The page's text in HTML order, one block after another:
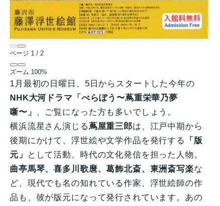
ページ 1 / 2
ズーム 100%
1月最初の日曜日、5日からスタートした今年の
NHK大河ドラマ「べらぼう〜蔦重栄華乃夢
噺〜」
、ご覧になった方も多いでしょう。
横浜流星さん演じる蔦屋重三郎は、江戸中期から
後期にかけて、浮世絵や文学作品を発行する
「版
元」
として活動、時代の文化発信を担った人物。
曲亭馬琴、喜多川歌麿、葛飾北斎、東洲斎写楽な
ど、現代でも名の知れている作家、浮世絵師の作
品も、彼が版元になって発行されています。あの